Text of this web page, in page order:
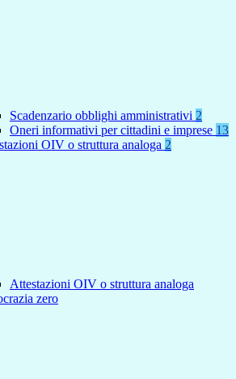
Scadenzario obblighi amministrativi 2
Oneri informativi per cittadini e imprese 13
OIV o struttura analoga 2
Attestazioni OIV o struttura analoga
zero